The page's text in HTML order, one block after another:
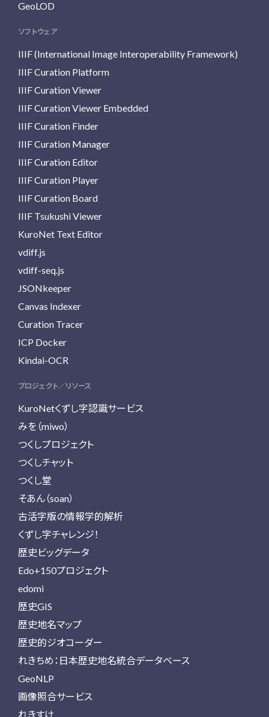
GeoLOD
ソフトウェア
IIIF (International Image Interoperability Framework)
IIIF Curation Platform
IIIF Curation Viewer
IIIF Curation Viewer Embedded
IIIF Curation Finder
IIIF Curation Manager
IIIF Curation Editor
IIIF Curation Player
IIIF Curation Board
IIIF Tsukushi Viewer
KuroNet Text Editor
vdiff.js
vdiff-seq.js
JSONkeeper
Canvas Indexer
Curation Tracer
ICP Docker
Kindai-OCR
プロジェクト／リソース
KuroNetくずし字認識サービス
みを（miwo）
つくしプロジェクト
つくしチャット
つくし堂
そあん（soan）
古活字版の情報学的解析
くずし字チャレンジ！
歴史ビッグデータ
Edo+150プロジェクト
edomi
歴史GIS
歴史地名マップ
歴史的ジオコーダー
れきちめ：日本歴史地名統合データベース
GeoNLP
画像照合サービス
れきすけ